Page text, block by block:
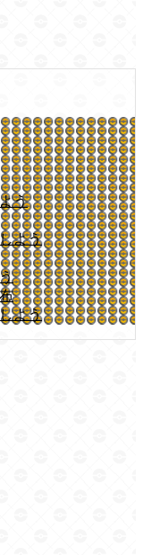
う
よう
よう